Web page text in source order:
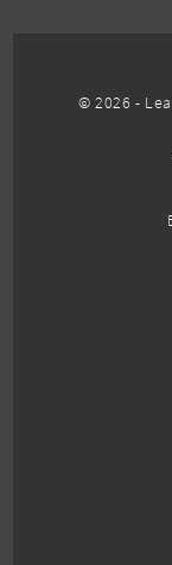
© 2026 -